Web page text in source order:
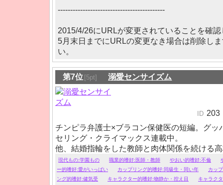
-------------------------------------------
2015/4/26にURLが変更されていることを確
5月末日までにURLの変更なき場合は削除し
い。
第7位 [5pt] 溺愛センサイズム
ID 203
チンピラ弁護士×ブラコン保健医の短編。グッ
セリング・クライマックス連載中。
他、結婚指輪をした教師と肉体関係を続ける
少し鬼畜な寮長にひたすら振り回される弱気
など、甘く切ない物語がお好みの方はどうぞ
現代もの:学園もの 職業的嗜好:医師・教師 やおい的嗜好:不倫
ー的嗜好:愛がいっぱい
カップリング的嗜好:同級生・同い年
カッ
ング的嗜好:健気受
キャラクター的嗜好:物静か・控え目
キャラク